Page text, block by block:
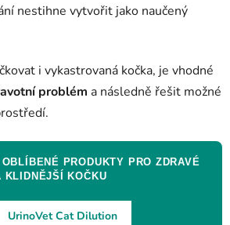
nestihne vytvořit jako naučený
i vykastrovaná kočka, je vhodné
problém a následně řešit možné
PRODUKTY PRO ZDRAVÉ
KLIDNĚJŠÍ KOČKU
UrinoVet Cat Dilution